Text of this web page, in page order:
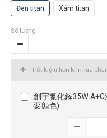
Đen titan Xám titan
Số lượng
Tiết kiệm hơn khi mua
創宇氮化鎵35W
要顏色)